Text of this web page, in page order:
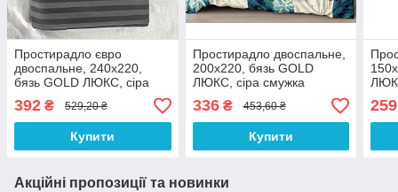
Простирадло євро
двоспальне, 240х220,
бязь GOLD ЛЮКС, сіра
смужка
392 ₴ 529,20 ₴
Купити
Простирадло двоспальне,
200х220, бязь GOLD
ЛЮКС, сіра смужка
336₴ 453,60 ₴
Купити
259
Акційні пропозиції та новинки